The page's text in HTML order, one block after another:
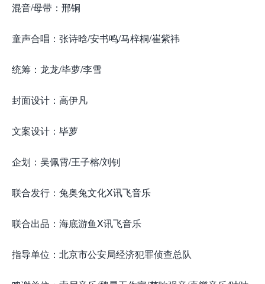
混音/母带：邢铜
童声合唱：张诗晗/安书鸣/马梓桐/崔紫祎
统筹：龙龙/毕萝/李雪
封面设计：高伊凡
文案设计：毕萝
企划：吴佩霄/王子榕/刘钊
联合发行：兔奥兔文化X讯飞音乐
联合出品：海底游鱼X讯飞音乐
指导单位：北京市公安局经济犯罪侦查总队